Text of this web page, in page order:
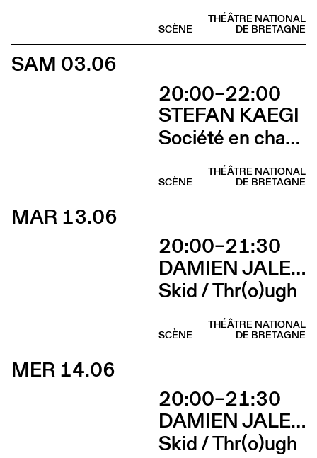
THÉÂTRE NATIONAL
DE BRETAGNE
SCÈNE
SAM 03.06
20:00–22:00
STEFAN KAEGI
Société en chantier
THÉÂTRE NATIONAL
DE BRETAGNE
SCÈNE
MAR 13.06
20:00–21:30
DAMIEN JALET BALLET DU GRAND THÉÂTRE DE GENÈVE
Skid / Thr(o)ugh
THÉÂTRE NATIONAL
DE BRETAGNE
SCÈNE
MER 14.06
20:00–21:30
DAMIEN JALET BALLET DU GRAND THÉÂTRE DE GENÈVE
Skid / Thr(o)ugh